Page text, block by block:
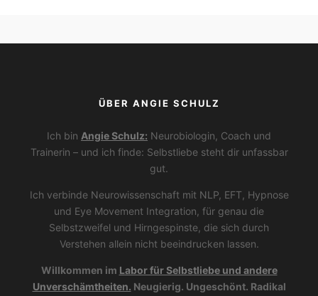
ÜBER ANGIE SCHULZ
Ich bin Angie Schulz: Neurobiologin, Coach und
Trainerin – und ich finde: Selbstliebe steht dir unfassbar
gut.
Ich verbinde Neurowissenschaft mit NLP, EFT, Hypnose
und Eye Movement Integration, für genau die
Selbstzweifel und Hirngespinste, die sich durch
Verstehen allein nicht beeindrucken lassen.
Willkommen im Labor für Selbstliebe und andere
Unverschämtheiten. Neugierig. Ungeschönt. Radikal